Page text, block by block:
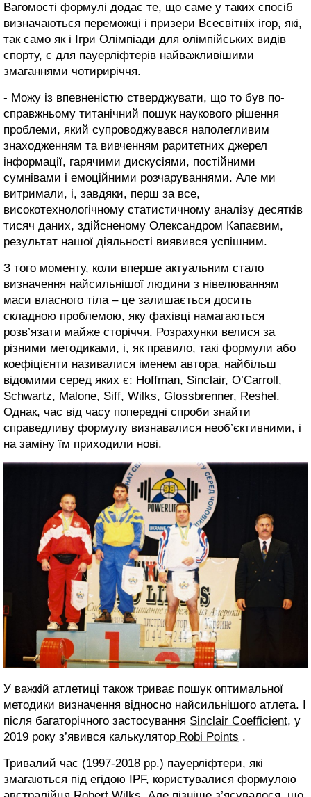
Вагомості формулі додає те, що саме у таких спосіб
визначаються переможці і призери Всесвітніх ігор, які,
так само як і Ігри Олімпіади для олімпійських видів
спорту, є для пауерліфтерів найважливішими
змаганнями чотириріччя.
- Можу із впевненістю стверджувати, що то був по-
справжньому титанічний пошук наукового рішення
проблеми, який супроводжувався наполегливим
знаходженням та вивченням раритетних джерел
інформації, гарячими дискусіями, постійними
сумнівами і емоційними розчаруваннями. Але ми
витримали, і, завдяки, перш за все,
високотехнологічному статистичному аналізу десятків
тисяч даних, здійсненому Олександром Капаєвим,
результат нашої діяльності виявився успішним.
З того моменту, коли вперше актуальним стало
визначення найсильнішої людини з нівелюванням
маси власного тіла – це залишається досить
складною проблемою, яку фахівці намагаються
розв’язати майже сторіччя. Розрахунки велися за
різними методиками, і, як правило, такі формули або
коефіцієнти називалися іменем автора, найбільш
відомими серед яких є: Hoffman, Sinclair, O’Carroll,
Schwartz, Malone, Siff, Wilks, Glossbrenner, Reshel.
Однак, час від часу попередні спроби знайти
справедливу формулу визнавалися необ’єктивними, і
на заміну їм приходили нові.
У важкій атлетиці також триває пошук оптимальної
методики визначення відносно найсильнішого атлета. І
після багаторічного застосування Sinclair Coefficient, у
2019 року з’явився калькулятор Robi Points .
Тривалий час (1997-2018 рр.) пауерліфтери, які
змагаються під егідою IPF, користувалися формулою